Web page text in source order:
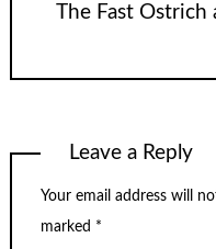
The Fast Ostrich
Leave a Reply
Your email address will
marked *